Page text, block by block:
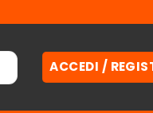
ACCEDI /